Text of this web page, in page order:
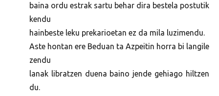
baina ordu estrak sartu behar dira bestela postutik
kendu
hainbeste leku prekarioetan ez da mila luzimendu.
Aste hontan ere Beduan ta Azpeitin horra bi langile
zendu
lanak libratzen duena baino jende gehiago hiltzen
du.